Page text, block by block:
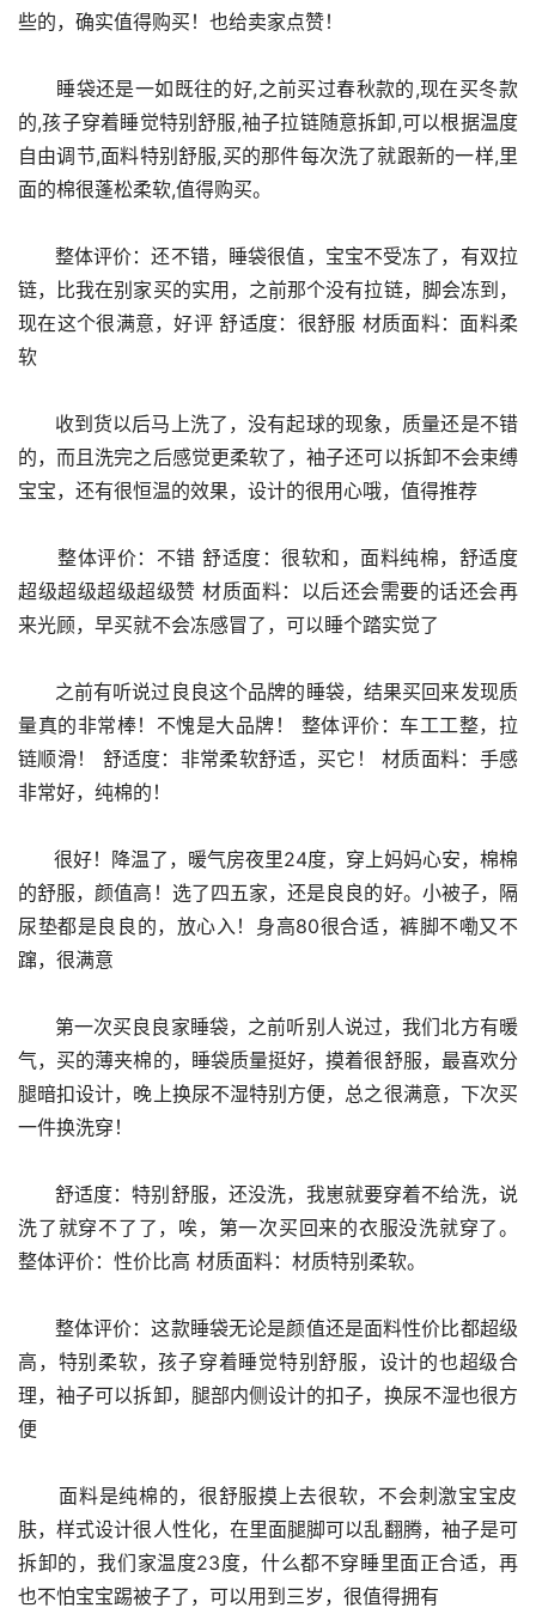
些的，确实值得购买！也给卖家点赞！
的,孩子穿着睡觉特别舒服,袖子拉链随意拆卸,可以根据温度
自由调节,面料特别舒服,买的那件每次洗了就跟新的一样,里
面的棉很蓬松柔软,值得购买。
链，比我在别家买的实用，之前那个没有拉链，脚会冻到，
现在这个很满意，好评 舒适度：很舒服 材质面料：面料柔
软
的，而且洗完之后感觉更柔软了，袖子还可以拆卸不会束缚
宝宝，还有很恒温的效果，设计的很用心哦，值得推荐
超级超级超级超级赞 材质面料：以后还会需要的话还会再
来光顾，早买就不会冻感冒了，可以睡个踏实觉了
量真的非常棒！不愧是大品牌！ 整体评价：车工工整，拉
链顺滑！ 舒适度：非常柔软舒适，买它！ 材质面料：手感
非常好，纯棉的！
的舒服，颜值高！选了四五家，还是良良的好。小被子，隔
尿垫都是良良的，放心入！身高80很合适，裤脚不嘞又不
蹿，很满意
气，买的薄夹棉的，睡袋质量挺好，摸着很舒服，最喜欢分
腿暗扣设计，晚上换尿不湿特别方便，总之很满意，下次买
一件换洗穿！
洗了就穿不了了，唉，第一次买回来的衣服没洗就穿了。
整体评价：性价比高 材质面料：材质特别柔软。
高，特别柔软，孩子穿着睡觉特别舒服，设计的也超级合
理，袖子可以拆卸，腿部内侧设计的扣子，换尿不湿也很方
便
肤，样式设计很人性化，在里面腿脚可以乱翻腾，袖子是可
拆卸的，我们家温度23度，什么都不穿睡里面正合适，再
也不怕宝宝踢被子了，可以用到三岁，很值得拥有